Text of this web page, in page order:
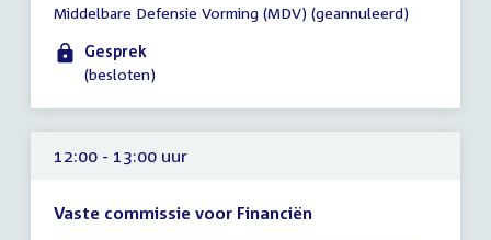
vergadering
11:30
-
uur
Middelbare Defensie Vorming (MDV) (geannuleerd)
Gesprek
(besloten)
12:00 - 13:00 uur
Vaste commissie voor Financiën